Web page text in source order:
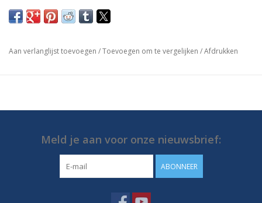
Mochten er vragen zijn neem dan gerust contact met ons
op.
https://media.destaco.com/assetbank-
Aan verlanglijst toevoegen /Toevoegen om te vergelijken /Afdrukken
Meld je aan voor onze nieuwsbrief:
ABONNEER